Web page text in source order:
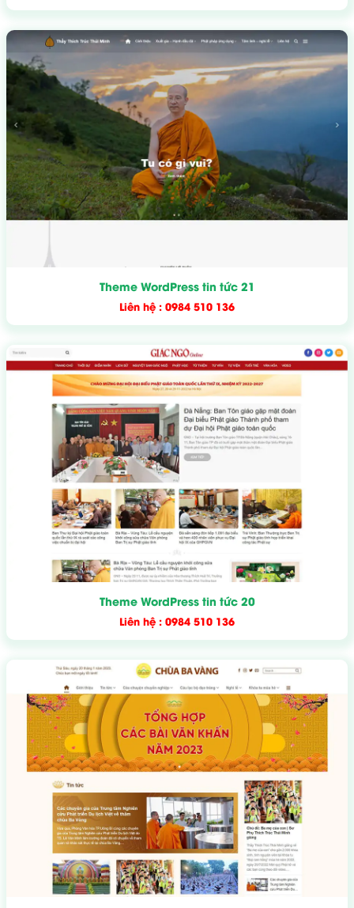
Theme WordPress tin tức 21
Liên hệ : 0984 510 136
Theme WordPress tin tức 20
Liên hệ : 0984 510 136